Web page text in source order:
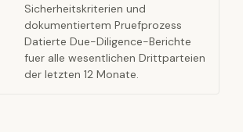
Sicherheitskriterien und
dokumentiertem Pruefprozess
Datierte Due-Diligence-Berichte
fuer alle wesentlichen Drittparteien
der letzten 12 Monate.